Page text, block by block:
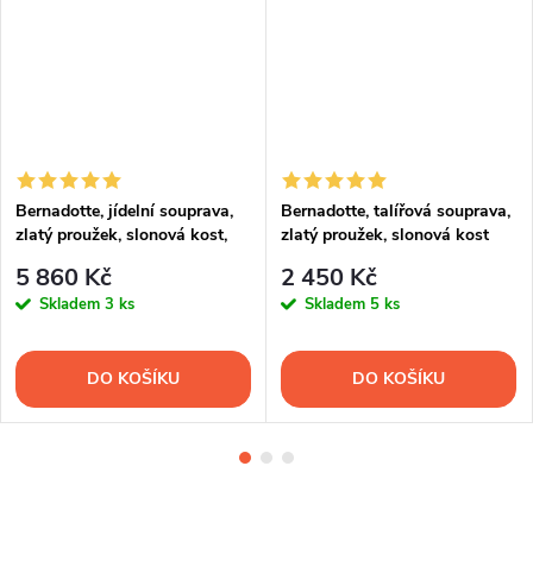
Bernadotte, jídelní souprava,
zlatý proužek, slonová kost,
5 860 Kč
Skladem 3 ks
DO KOŠÍKU
Bernadotte, talířová souprava,
zlatý proužek, slonová kost
2 450 Kč
Skladem 5 ks
DO KOŠÍKU